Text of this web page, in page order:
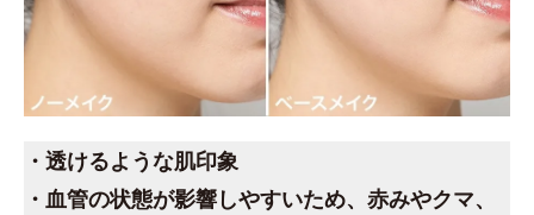
・透けるような肌印象
・血管の状態が影響しやすいため、赤みやクマ、